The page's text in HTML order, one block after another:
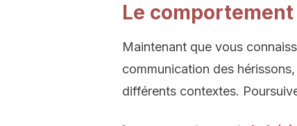
Le
Maintenant que vous
communication des
différents contextes.